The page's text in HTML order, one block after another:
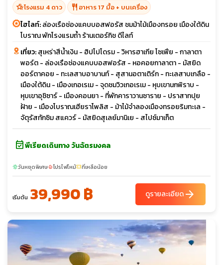
hotel_classโรงแรม 4 ดาว restaurant อาหาร 17 มื้อ + บนเครื่อง
ไฮไลท์:ล่องเรือช่องแคบบอสฟอรัส ชมม้าไม้เมืองทรอย เมืองใต้ดิน
โบราณ พักโรงแรมถ้ำ ร้านเตอร์กิช ดีไลท์
เที่ยว:สุเหร่าสีน้ำเงิน - ฮิปโปโดรม - วิหารฮาเกีย โซเฟีย - กาลาตา
พอร์ต - ล่องเรือช่องแคบบอสฟอรัส - หอคอยกาลาตา - มัสยิด
ออร์ตาคอย - ทะเลสาบอาบานท์ - สุสานอตาเติร์ก - ทะเลสาบเกลือ -
เมืองใต้ดิน - เมืองเกอเรเม - จุดชมวิวเกอเรเม - หุบเขานกพิราบ -
หุบเขาอุชิซาร์ - เมืองคอนยา - ที่พักคาราวานซาราย - ปราสาทปุย
ฝ้าย - เมืองโบราณเฮียราโพลิส - ม้าไม้จำลองเมืองทรอยริมทะเล -
จัตุรัสทักซิม สแควร์ - มัสยิดสุเลย์มานิเย - สไปซ์มาเก็ต
event_availableพีเรียดเดินทาง วันฉัตรมงคล
sunnyวันหยุดพิเศษlocal_fire_departmentโปรไฟไหม้confirmation_numberที่เหลือน้อย
เริ่มต้น 39,990 ฿ ดูรายละเอียดarrow_forward